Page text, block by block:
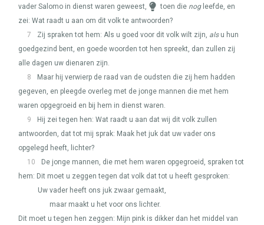
vader Salomo in dienst waren geweest,
toen die nogleefde, en
zei: Wat raadt u aan om dit volk te antwoorden?
7
Zij spraken tot hem: Als u goed voor dit volk wilt zijn, alsu hun
goedgezind bent, en goede woorden tot hen spreekt, dan zullen zij
alle dagen uw dienaren zijn.
8
Maar hij verwierp de raad van de oudsten die zij hem hadden
gegeven, en pleegde overleg met de jonge mannen die met hem
waren opgegroeid en bij hem in dienst waren.
9
Hij zei tegen hen: Wat raadt u aan dat wij dit volk zullen
antwoorden, dat tot mij sprak: Maak het juk dat uw vader ons
opgelegd heeft, lichter?
10
De jonge mannen, die met hem waren opgegroeid, spraken tot
hem: Dit moet u zeggen tegen dat volk dat tot u heeft gesproken:
Uw vader heeft ons juk zwaar gemaakt,
maar maakt u het voor ons lichter.
Dit moet u tegen hen zeggen: Mijn pink is dikker dan het middel van